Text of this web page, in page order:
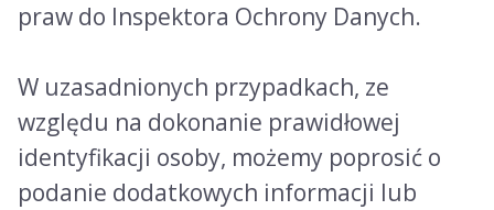
praw do Inspektora Ochrony Danych.
W uzasadnionych przypadkach, ze
względu na dokonanie prawidłowej
identyfikacji osoby, możemy poprosić o
podanie dodatkowych informacji lub